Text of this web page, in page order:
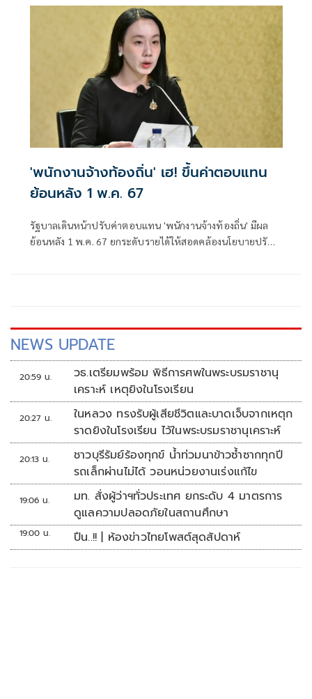
'พนักงานจ้างท้องถิ่น' เฮ! ขึ้นค่าตอบแทน
ย้อนหลัง 1 พ.ค. 67
รัฐบาลเดินหน้าปรับค่าตอบแทน 'พนักงานจ้างท้องถิ่น' มีผล
ย้อนหลัง 1 พ.ค. 67 ยกระดับรายได้ให้สอดคล้องนโยบายปรับ
NEWS UPDATE
20:59 น.
วธ.เตรียมพร้อม พิธีการศพในพระบรมราชานุ
เคราะห์ เหตุยิงในโรงเรียน
20:27 น.
ในหลวง ทรงรับผู้เสียชีวิตและบาดเจ็บจากเหตุก
ราดยิงในโรงเรียน ไว้ในพระบรมราชานุเคราะห์
20:13 น.
ชาวบุรีรัมย์ร้องทุกข์ น้ำท่วมนาข้าวซ้ำซากทุกปี
รถเล็กผ่านไม่ได้ วอนหน่วยงานเร่งแก้ไข
19:06 น.
มท. สั่งผู้ว่าฯทั่วประเทศ ยกระดับ 4 มาตรการ
ดูแลความปลอดภัยในสถานศึกษา
19:00 น. ปืน..!! | ห้องข่าวไทยโพสต์สุดสัปดาห์